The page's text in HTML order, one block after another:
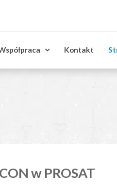
Kontakt
w PROSAT